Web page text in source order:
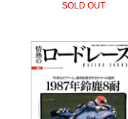
SOLD OUT